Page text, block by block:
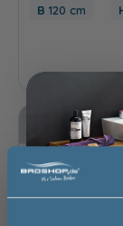
120 cm